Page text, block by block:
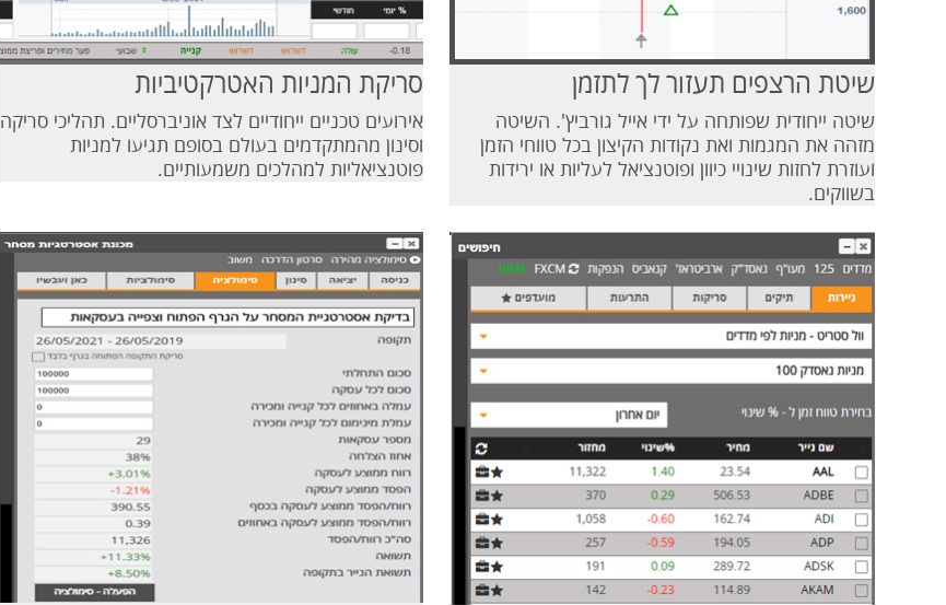
שיטת הרצפים תעזור לך לתזמן
שיטה ייחודית שפותחה על ידי אייל גורביץ'. השיטה
מזהה את המגמות ואת נקודות הקיצון בכל טווחי הזמן
ועוזרת לחזות שינויי כיוון ופוטנציאל לעליות או ירידות
בשווקים.
סריקת המניות האטרקטיביות
אירועים טכניים ייחודיים לצד אוניברסליים. תהליכי סריקה
וסינון מהמתקדמים בעולם בסופם תגיעו למניות
פוטנציאליות למהלכים משמעותיים.